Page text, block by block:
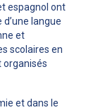
espagnol ont
langue
et
scolaires en
organisés
et dans le